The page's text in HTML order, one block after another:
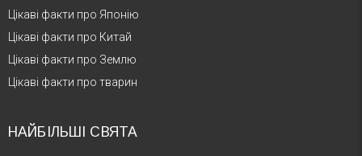
Цікаві факти про Японію
Цікаві факти про Китай
Цікаві факти про Землю
Цікаві факти про тварин
НАЙБІЛЬШІ СВЯТА